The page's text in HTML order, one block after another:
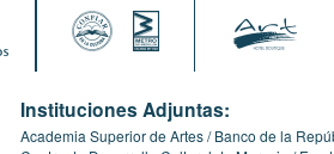
Instituciones Adjuntas:
Academia Superior de Artes Banco de la